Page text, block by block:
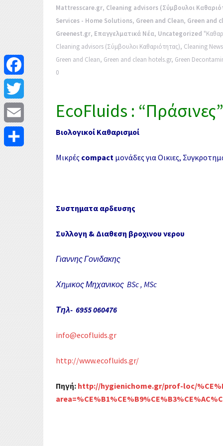
Mattresscare.gr, Cleaning advisors (Σύμβουλοι
Services - Home Solutions, Green and Clean, Green and
Greenest.gr, Επαγγελματικά Νέα, Uncategorized
Cleaning advisors (Σύμβουλοι Καθαριότητας), Cleaning News
Green and Clean, Green and clean hotels.gr, Green
0
EcoFluids :
Βιολογικοί Καθαρισμοί
Μικρές compact μονάδεςγια Οικιες,
Συστηματα αρδευσης
Συλλογη & Διαθεση βροχινου νερου
Γιαννης Γονιδακης
Χημικος Μηχανικος BSc , MSc
Τηλ- 6955 060476
info@ecofluids.gr
http://www.ecofluids.gr/
Πηγή: http://hygienichome.gr/prof-loc/
F
a
c
e
b
o
o
k
T
w
i
t
t
e
r
E
m
a
i
l
Μ
ο
ι
ρ
α
σ
τ
ε
ί
τ
ε